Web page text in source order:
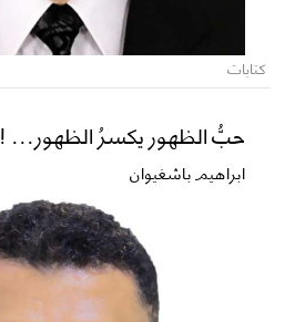
كتابات
حبُّ الظهور يكسرُ الظهور... !
ابراهيم باشغيوان